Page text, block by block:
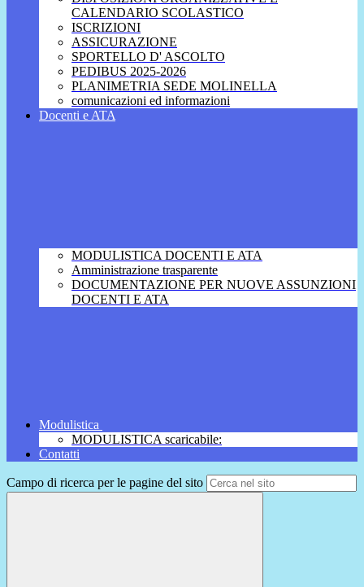
CALENDARIO SCOLASTICO
ISCRIZIONI
ASSICURAZIONE
SPORTELLO D' ASCOLTO
PEDIBUS 2025-2026
PLANIMETRIA SEDE MOLINELLA
comunicazioni ed informazioni
Docenti e ATA
MODULISTICA DOCENTI E ATA
Amministrazione trasparente
DOCUMENTAZIONE PER NUOVE ASSUNZIONI
DOCENTI E ATA
Modulistica
MODULISTICA scaricabile:
Contatti
Campo di ricerca per le pagine del sito